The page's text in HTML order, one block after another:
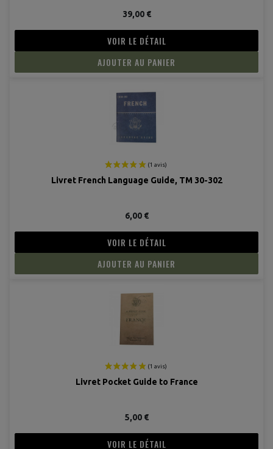
39,00 €
VOIR LE DÉTAIL
AJOUTER AU PANIER
Livret French Language Guide, TM 30-302
6,00 €
VOIR LE DÉTAIL
AJOUTER AU PANIER
Livret Pocket Guide to France
5,00 €
VOIR LE DÉTAIL